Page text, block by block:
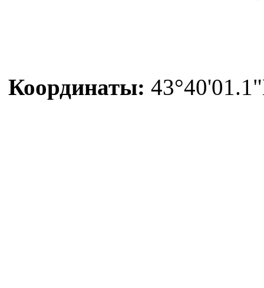
Координаты: